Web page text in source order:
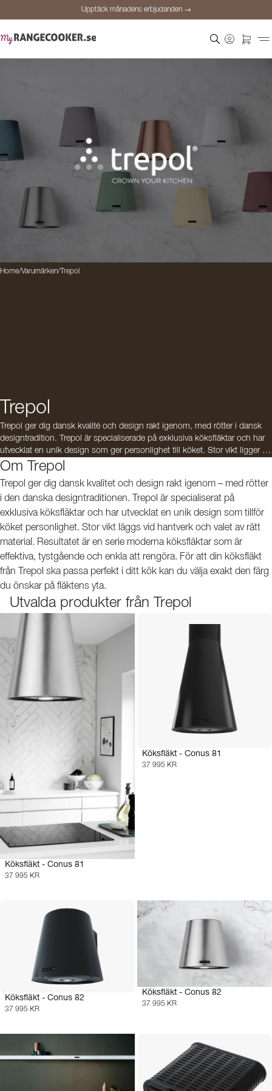
Upptäck månadens erbjudanden →
Upptäck månadens erbjudanden →
Home/Varumärken/ Trepol
Trepol
Trepol ger dig dansk kvalité och design rakt igenom, med rötter i dansk
designtradition. Trepol är specialiserade på exklusiva köksfläktar och har
utvecklat en unik design som ger personlighet till köket. Stor vikt ligger på
hantverk och val av rätt material. Resultatet är en serie moderna fläktar
som är effektiva, tystlåtna och lättrengjorda. För att din fläkt från Trepol
ska passa ditt kök så bra som möjligt, går det att välja precis vilket färg du
vill på fläktkåpan!
Om Trepol
Trepol ger dig dansk kvalitet och design rakt igenom – med rötter
i den danska designtraditionen. Trepol är specialiserat på
exklusiva köksfläktar och har utvecklat en unik design som tillför
köket personlighet. Stor vikt läggs vid hantverk och valet av rätt
material. Resultatet är en serie moderna köksfläktar som är
effektiva, tystgående och enkla att rengöra. För att din köksfläkt
från Trepol ska passa perfekt i ditt kök kan du välja exakt den färg
du önskar på fläktens yta.
Utvalda produkter från Trepol
Köksfläkt - Conus 81
37 995 KR
Köksfläkt - Conus 81
37 995 KR
Köksfläkt - Conus 82
37 995 KR
Köksfläkt - Conus 82
37 995 KR